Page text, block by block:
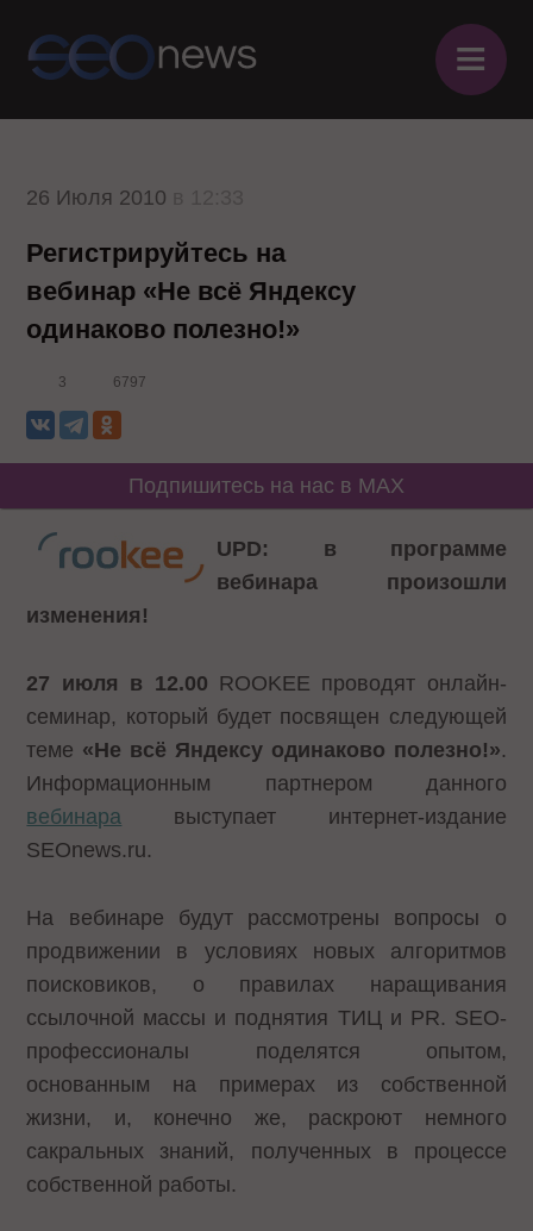
≡
26 Июля 2010
Регистрируйтесь на
вебинар «Не всё Яндексу
одинаково полезно!»
3 6797
Подпишитесь на нас в MAX
UPD: в программе
вебинара произошли
изменения!
27 июля в 12.00 ROOKEE проводят онлайн-
семинар, который будет посвящен следующей
теме «Не всё Яндексу одинаково полезно!».
Информационным партнером данного
вебинара выступает интернет-издание
SEOnews.ru.
На вебинаре будут рассмотрены вопросы о
продвижении в условиях новых алгоритмов
поисковиков, о правилах наращивания
ссылочной массы и поднятия ТИЦ и PR. SEO-
профессионалы поделятся опытом,
основанным на примерах из собственной
жизни, и, конечно же, раскроют немного
сакральных знаний, полученных в процессе
собственной работы.